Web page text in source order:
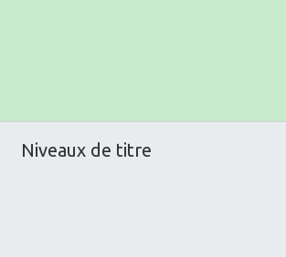
Niveaux de titre